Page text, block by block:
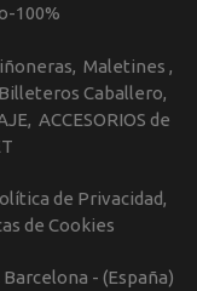
100%
Maletines
Billeteros Caballero
ACCESORIOS de
de Privacidad
de Cookies
Barcelona - (España)